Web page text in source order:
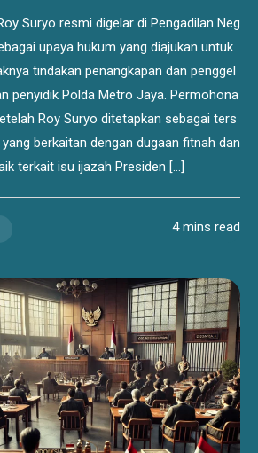
Suryo resmi digelar di Pengadilan Neg
upaya hukum yang diajukan untuk
tindakan penangkapan dan penggel
penyidik Polda Metro Jaya. Permohona
Roy Suryo ditetapkan sebagai ters
berkaitan dengan dugaan fitnah dan
terkait isu ijazah Presiden […]
4 mins read